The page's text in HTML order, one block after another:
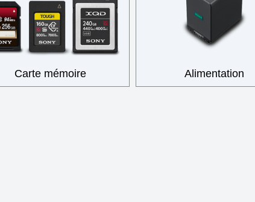
Carte mémoire Alimentation